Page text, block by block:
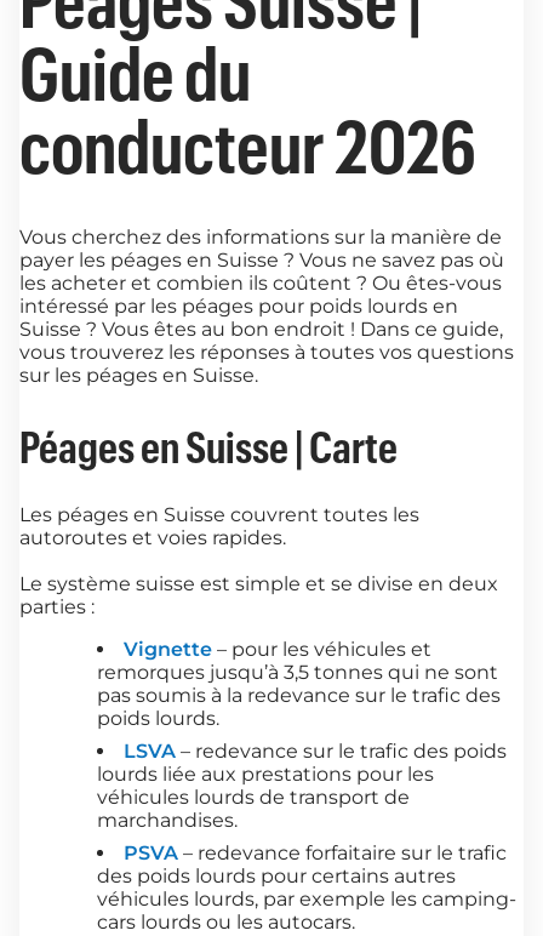
Guide du
conducteur 2026
Vous cherchez des informations sur la manière de
payer les péages en Suisse ? Vous ne savez pas où
les acheter et combien ils coûtent ? Ou êtes-vous
intéressé par les péages pour poids lourds en
Suisse ? Vous êtes au bon endroit ! Dans ce guide,
vous trouverez les réponses à toutes vos questions
sur les péages en Suisse.
Péages en Suisse | Carte
Les péages en Suisse couvrent toutes les
autoroutes et voies rapides.
Le système suisse est simple et se divise en deux
parties :
Vignette – pour les véhicules et
remorques jusqu’à 3,5 tonnes qui ne sont
pas soumis à la redevance sur le trafic des
poids lourds.
LSVA – redevance sur le trafic des poids
lourds liée aux prestations pour les
véhicules lourds de transport de
marchandises.
PSVA – redevance forfaitaire sur le trafic
des poids lourds pour certains autres
véhicules lourds, par exemple les camping-
cars lourds ou les autocars.